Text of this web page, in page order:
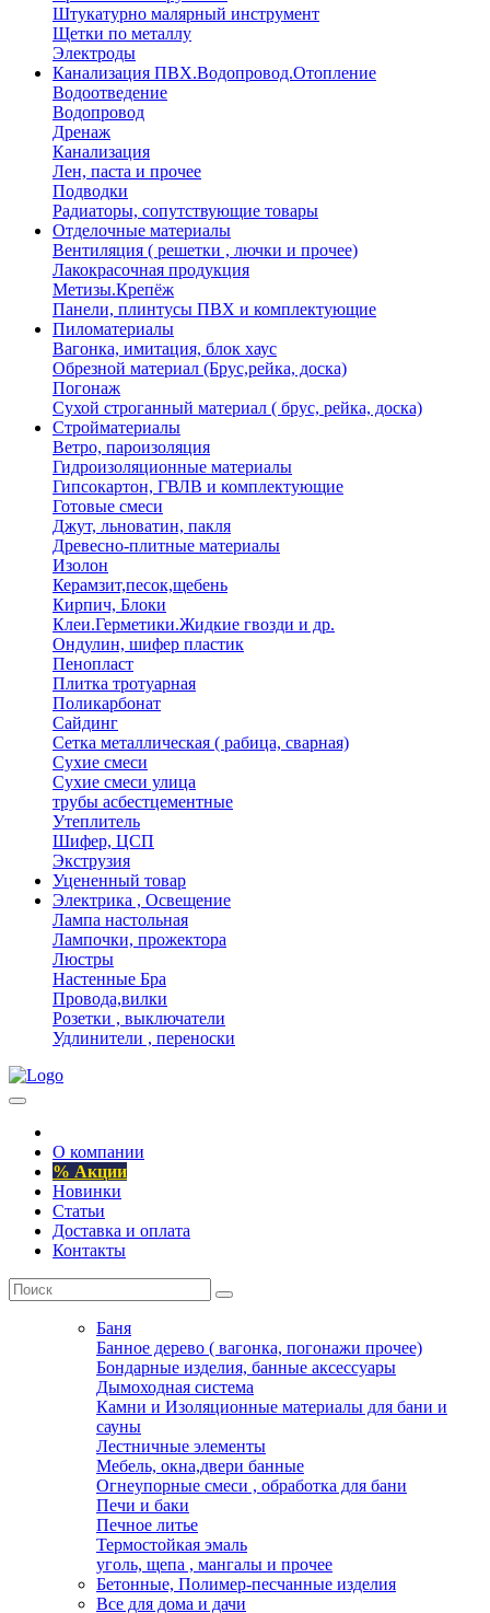
Штукатурно малярный инструмент
Щетки по металлу
Электроды
Канализация ПВХ.Водопровод.Отопление
Водоотведение
Водопровод
Дренаж
Канализация
Лен, паста и прочее
Подводки
Радиаторы, сопутствующие товары
Отделочные материалы
Вентиляция ( решетки , лючки и прочее)
Лакокрасочная продукция
Метизы.Крепёж
Панели, плинтусы ПВХ и комплектующие
Пиломатериалы
Вагонка, имитация, блок хаус
Обрезной материал (Брус,рейка, доска)
Погонаж
Сухой строганный материал ( брус, рейка, доска)
Стройматериалы
Ветро, пароизоляция
Гидроизоляционные материалы
Гипсокартон, ГВЛВ и комплектующие
Готовые смеси
Джут, льноватин, пакля
Древесно-плитные материалы
Изолон
Керамзит,песок,щебень
Кирпич, Блоки
Клеи.Герметики.Жидкие гвозди и др.
Ондулин, шифер пластик
Пенопласт
Плитка тротуарная
Поликарбонат
Сайдинг
Сетка металлическая ( рабица, сварная)
Сухие смеси
Сухие смеси улица
трубы асбестцементные
Утеплитель
Шифер, ЦСП
Экструзия
Уцененный товар
Электрика , Освещение
Лампа настольная
Лампочки, прожектора
Люстры
Настенные Бра
Провода,вилки
Розетки , выключатели
Удлинители , переноски
О компании
% Акции
Новинки
Статьи
Доставка и оплата
Контакты
Баня
Банное дерево ( вагонка, погонажи прочее)
Бондарные изделия, банные аксессуары
Дымоходная система
Камни и Изоляционные материалы для бани и
сауны
Лестничные элементы
Мебель, окна,двери банные
Огнеупорные смеси , обработка для бани
Печи и баки
Печное литье
Термостойкая эмаль
уголь, щепа , мангалы и прочее
Бетонные, Полимер-песчанные изделия
Все для дома и дачи